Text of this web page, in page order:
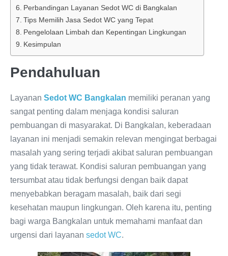
Perbandingan Layanan Sedot WC di Bangkalan
Tips Memilih Jasa Sedot WC yang Tepat
Pengelolaan Limbah dan Kepentingan Lingkungan
Kesimpulan
Pendahuluan
Layanan Sedot WC Bangkalan memiliki peranan yang
sangat penting dalam menjaga kondisi saluran
pembuangan di masyarakat. Di Bangkalan, keberadaan
layanan ini menjadi semakin relevan mengingat berbagai
masalah yang sering terjadi akibat saluran pembuangan
yang tidak terawat. Kondisi saluran pembuangan yang
tersumbat atau tidak berfungsi dengan baik dapat
menyebabkan beragam masalah, baik dari segi
kesehatan maupun lingkungan. Oleh karena itu, penting
bagi warga Bangkalan untuk memahami manfaat dan
urgensi dari layanan sedot WC.